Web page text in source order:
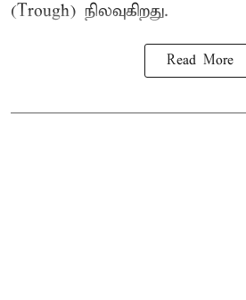
(Trough) நிலவுகிறது.
Read More